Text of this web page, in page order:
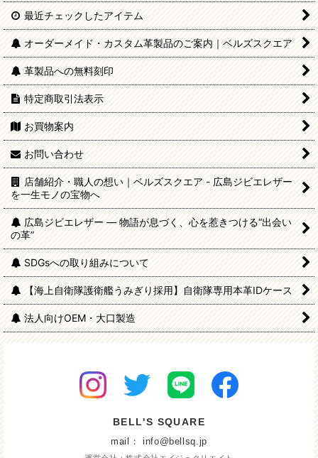
最近チェックしたアイテム
オーダーメイド・カスタム革製品のご案内｜ベルズスクエア
革製品への無料刻印
特定商取引法表示
お買物案内
お問い合わせ
店舗紹介・職人の想い｜ベルズスクエア - 広島ジビエレザー
を一生モノの宝物へ
広島ジビエレザー — 物語が息づく、心を惹きつける“出会い
の革”
SDGsへの取り組みについて
【海上自衛隊護衛艦うみぎり採用】自衛隊専用本革IDケース
法人向けOEM・大口製造
BELL'S SQUARE
mail： info@bellsq.jp